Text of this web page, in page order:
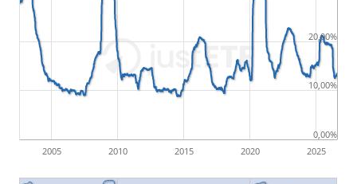
2005 2010 2015 2020 2025
0,00%
10,00%
20,00%